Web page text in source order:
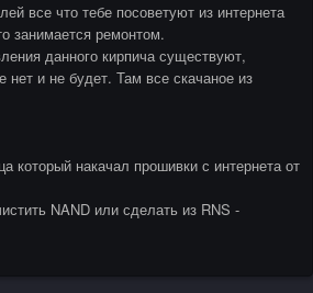
все что тебе посоветуют из интернета
занимается ремонтом.
данного кирпича существуют,
нет и не будет. Там все скачаное из
который накачал прошивки с интернета от
NAND или сделать из RNS -